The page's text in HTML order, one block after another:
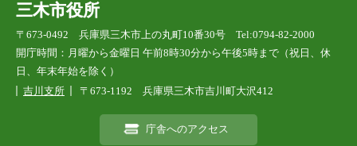
三木市役所
〒673-0492 兵庫県三木市上の丸町10番30号 Tel:0794-82-2000
開庁時間：月曜から金曜日 午前8時30分から午後5時まで（祝日、休
日、年末年始を除く）
吉川支所
〒673-1192 兵庫県三木市吉川町大沢412
庁舎へのアクセス